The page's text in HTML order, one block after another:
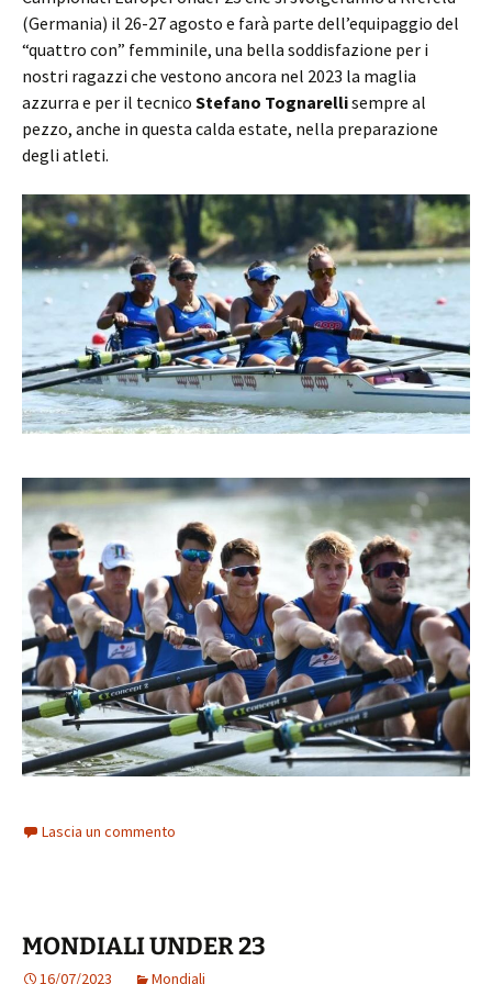
(Germania) il 26-27 agosto e farà parte dell’equipaggio del
“quattro con” femminile, una bella soddisfazione per i
nostri ragazzi che vestono ancora nel 2023 la maglia
azzurra e per il tecnico Stefano Tognarellisempre al
pezzo, anche in questa calda estate, nella preparazione
degli atleti.
Lascia un commento
MONDIALI UNDER 23
16/07/2023 Mondiali